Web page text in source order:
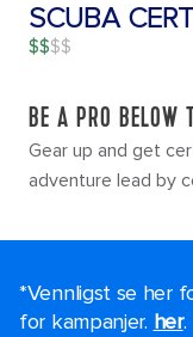
SCUBA
$$
BE A PRO BELOW
Gear up and get
adventure lead by
*Vennligst se her
for kampanjer. her.